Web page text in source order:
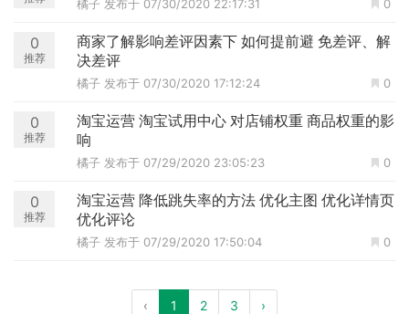
0
橘子 发布于 07/30/2020 22:17:31
0
推荐
商家了解影响差评因素下 如何提前避 免差评、解
决差评
0
橘子 发布于 07/30/2020 17:12:24
0
推荐
淘宝运营 淘宝试用中心 对店铺权重 商品权重的影
响
0
橘子 发布于 07/29/2020 23:05:23
0
推荐
淘宝运营 降低跳失率的方法 优化主图 优化详情页
优化评论
0
橘子 发布于 07/29/2020 17:50:04
‹ 1 2 3 ›